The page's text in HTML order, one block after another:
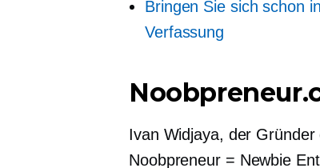
Bringen Sie sich schon
Verfassung
Ivan Widjaya, der
Noobpreneur = Newbie